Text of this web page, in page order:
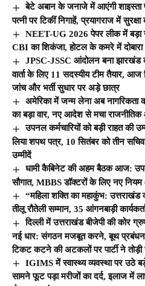
बेटे अबान के जनाजे में आएंगी शाइस्ता
पत्नी पर टिकीं निगाहें, प्रयागराज में सुरक्षा
NEET-UG 2026 पेपर लीक में बड़ा
CBI का शिकंजा, होटल के कमरे में दोबारा
JPSC-JSSC आंदोलन बना झारखंड
वार्ता के लिए 11 सदस्यीय टीम तैयार, आज
जांच और भर्ती सुधार पर अड़े छात्र
अमेरिका में जन्म लेना अब नागरिकता
का बड़ा वार, नए आदेश से मचा
उपनल कर्मचारियों को बड़ी राहत की
लिया शपथ पत्र, 10 सितंबर को तीन
उम्मीदें
धामी कैबिनेट की अहम बैठक आज:
सौगात, MBBS डॉक्टरों के लिए नए
“महिला शक्ति का महाकुंभ: उत्तराखंड
तीलू रौतेली सम्मान, 35 आंगनबाड़ी
दिल्ली में उत्तराखंड बीजेपी की कोर
नई धार: संगठन मजबूत करने, बूथ
टिकट कटने की अटकलों पर पार्टी ने तोड़ी
IGIMS में स्वास्थ्य व्यवस्था पर उठे
सामने फूट पड़ा मरीजों का दर्द, इलाज में